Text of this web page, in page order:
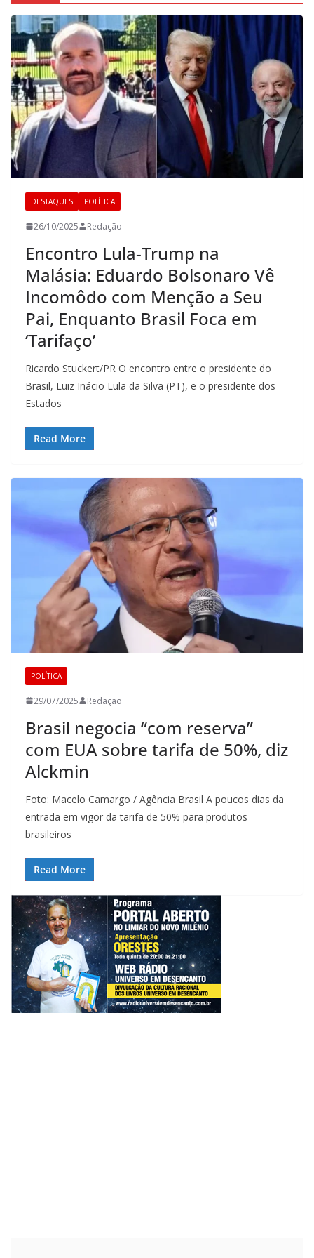
DESTAQUES POLÍTICA
26/10/2025 Redação
Encontro Lula-Trump na
Malásia: Eduardo Bolsonaro Vê
Incomôdo com Menção a Seu
Pai, Enquanto Brasil Foca em
‘Tarifaço’
Ricardo Stuckert/PR O encontro entre o presidente do
Brasil, Luiz Inácio Lula da Silva (PT), e o presidente dos
Estados
Read More
POLÍTICA
29/07/2025 Redação
Brasil negocia “com reserva”
com EUA sobre tarifa de 50%, diz
Alckmin
Foto: Macelo Camargo / Agência Brasil A poucos dias da
entrada em vigor da tarifa de 50% para produtos
brasileiros
Read More